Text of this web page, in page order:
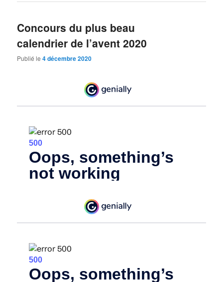
Concours du plus beau
calendrier de l’avent 2020
Publié le4 décembre 2020